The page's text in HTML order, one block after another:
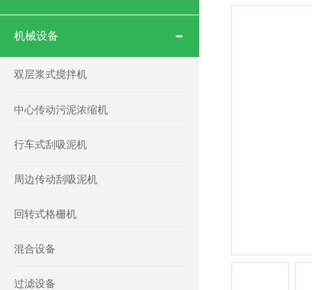
机械设备
双层浆式搅拌机
中心传动污泥浓缩机
行车式刮吸泥机
周边传动刮吸泥机
回转式格栅机
混合设备
过滤设备